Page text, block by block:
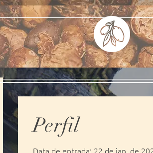
Perfil
Data de entrada: 22 de jan. de